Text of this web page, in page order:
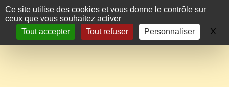
Panneau de gestion des cookies
Ce site utilise des cookies et vous donne le contrôle sur
ceux que vous souhaitez activer
Tout accepter
Tout refuser Personnaliser X